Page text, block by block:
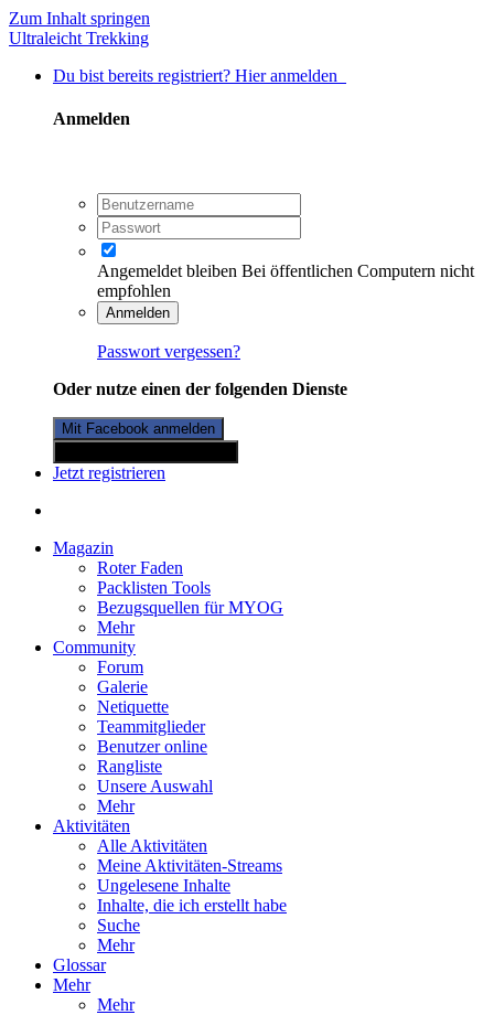
Zum Inhalt springen
Ultraleicht Trekking
Du bist bereits registriert? Hier anmelden
Anmelden
Angemeldet bleiben Bei öffentlichen Computern nicht
empfohlen
Anmelden
Passwort vergessen?
Oder nutze einen der folgenden Dienste
Mit Facebook anmelden
Jetzt registrieren
Magazin
Roter Faden
Packlisten Tools
Bezugsquellen für MYOG
Mehr
Community
Forum
Galerie
Netiquette
Teammitglieder
Benutzer online
Rangliste
Unsere Auswahl
Mehr
Aktivitäten
Alle Aktivitäten
Meine Aktivitäten-Streams
Ungelesene Inhalte
Inhalte, die ich erstellt habe
Suche
Mehr
Glossar
Mehr
Mehr